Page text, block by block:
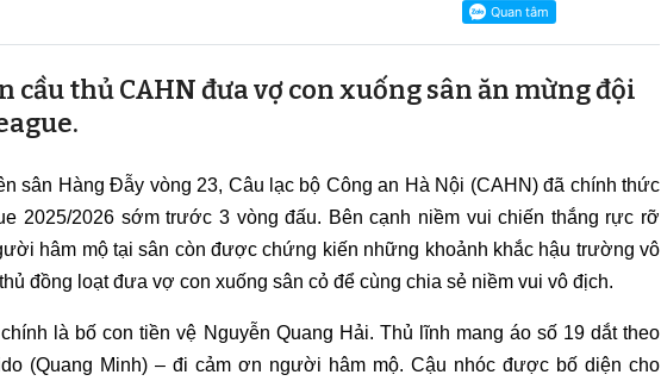
cầu thủ CAHN đưa vợ con xuống sân ăn mừng đội
sân Hàng Đẫy vòng 23, Câu lạc bộ Công an Hà Nội (CAHN) đã chính thức
2025/2026 sớm trước 3 vòng đấu. Bên cạnh niềm vui chiến thắng rực rỡ
hâm mộ tại sân còn được chứng kiến những khoảnh khắc hậu trường vô
đồng loạt đưa vợ con xuống sân cỏ để cùng chia sẻ niềm vui vô địch.
là bố con tiền vệ Nguyễn Quang Hải. Thủ lĩnh mang áo số 19 dắt theo
(Quang Minh) – đi cảm ơn người hâm mộ. Cậu nhóc được bố diện cho